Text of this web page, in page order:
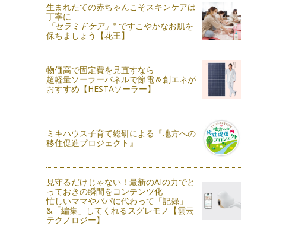
生まれたての赤ちゃんこそスキンケアは
丁寧に
「セラミドケア」 ※ですこやかなお肌を
保ちましょう【花王】
物価高で固定費を見直すなら
超軽量ソーラーパネルで節電＆創エネが
おすすめ【HESTAソーラー】
ミキハウス子育て総研による『地方への
移住促進プロジェクト』
見守るだけじゃない！最新のAIの力でと
っておきの瞬間をコンテンツ化
忙しいママやパパに代わって「記録」
&「編集」してくれるスグレモノ【雲云
テクノロジー】